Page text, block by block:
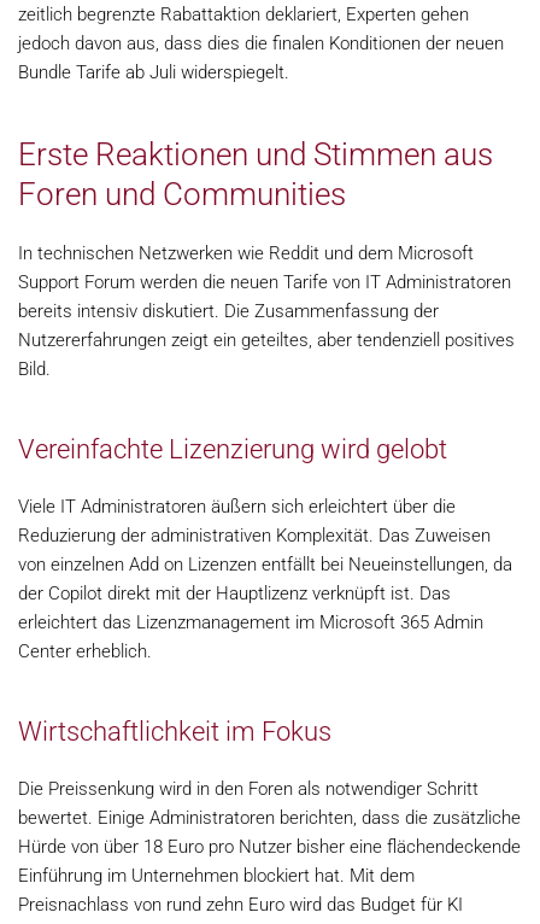
zeitlich begrenzte Rabattaktion deklariert, Experten gehen
jedoch davon aus, dass dies die finalen Konditionen der neuen
Bundle Tarife ab Juli widerspiegelt.
Erste Reaktionen und Stimmen aus
Foren und Communities
In technischen Netzwerken wie Reddit und dem Microsoft
Support Forum werden die neuen Tarife von IT Administratoren
bereits intensiv diskutiert. Die Zusammenfassung der
Nutzererfahrungen zeigt ein geteiltes, aber tendenziell positives
Bild.
Vereinfachte Lizenzierung wird gelobt
Viele IT Administratoren äußern sich erleichtert über die
Reduzierung der administrativen Komplexität. Das Zuweisen
von einzelnen Add on Lizenzen entfällt bei Neueinstellungen, da
der Copilot direkt mit der Hauptlizenz verknüpft ist. Das
erleichtert das Lizenzmanagement im Microsoft 365 Admin
Center erheblich.
Wirtschaftlichkeit im Fokus
Die Preissenkung wird in den Foren als notwendiger Schritt
bewertet. Einige Administratoren berichten, dass die zusätzliche
Hürde von über 18 Euro pro Nutzer bisher eine flächendeckende
Einführung im Unternehmen blockiert hat. Mit dem
Preisnachlass von rund zehn Euro wird das Budget für KI